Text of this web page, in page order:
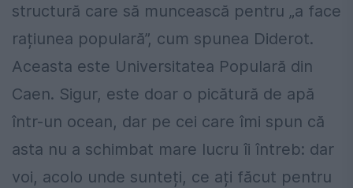
structură care să muncească pentru „a face
rațiunea populară”, cum spunea Diderot.
Aceasta este Universitatea Populară din
Caen. Sigur, este doar o picătură de apă
într-un ocean, dar pe cei care îmi spun că
asta nu a schimbat mare lucru îi întreb: dar
voi, acolo unde sunteți, ce ați făcut pentru